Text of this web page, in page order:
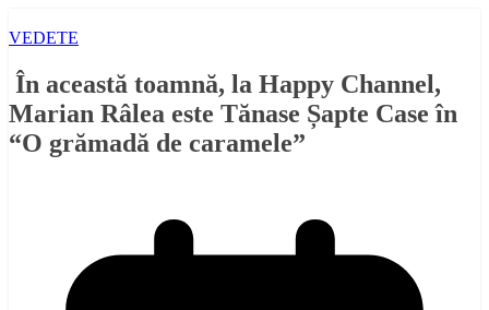
VEDETE
În această toamnă, la Happy Channel,
Marian Râlea este Tănase Șapte Case în
“O grămadă de caramele”